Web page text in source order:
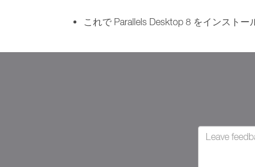
これで Parallels Desktop 8 をインストー